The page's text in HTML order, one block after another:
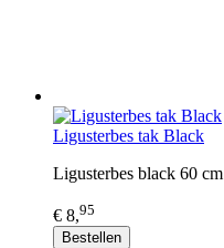
Ligusterbes tak Black
Ligusterbes black 60 cm
€ 8,95
Bestellen